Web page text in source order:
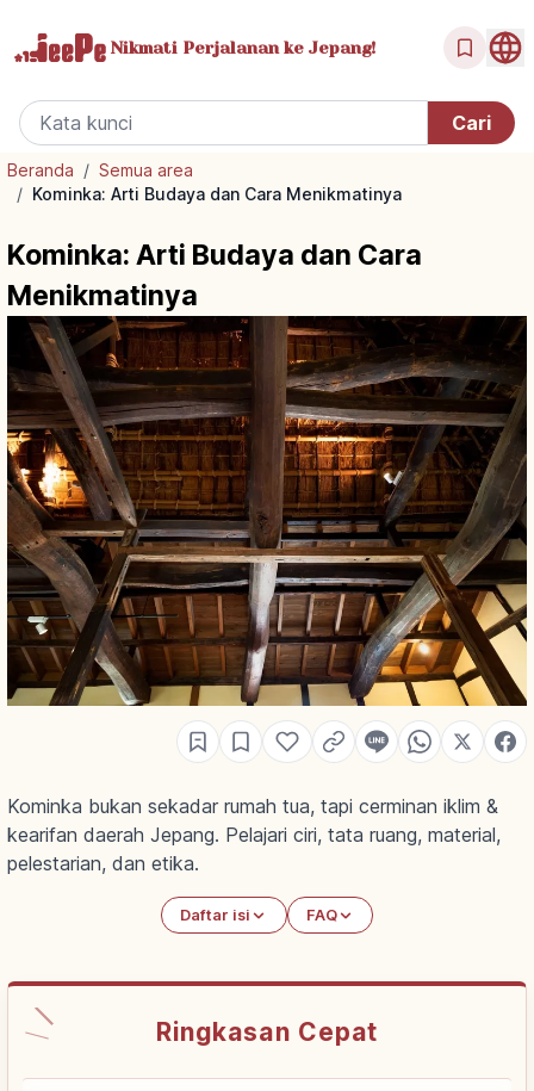
Nikmati Perjalanan ke Jepang!
Beranda / Semua area
/ Kominka: Arti Budaya dan Cara Menikmatinya
Kominka: Arti Budaya dan Cara
Menikmatinya
Kominka bukan sekadar rumah tua, tapi cerminan iklim &
kearifan daerah Jepang. Pelajari ciri, tata ruang, material,
pelestarian, dan etika.
Daftar isi FAQ
Ringkasan Cepat